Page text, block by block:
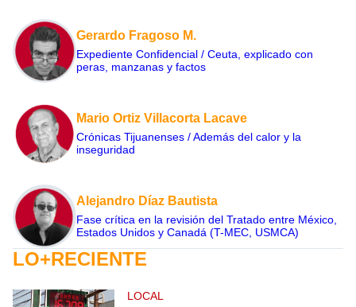
Gerardo Fragoso M.
Expediente Confidencial / Ceuta, explicado con
peras, manzanas y factos
Mario Ortiz Villacorta Lacave
Crónicas Tijuanenses / Además del calor y la
inseguridad
Alejandro Díaz Bautista
Fase crítica en la revisión del Tratado entre México,
Estados Unidos y Canadá (T-MEC, USMCA)
LO+RECIENTE
LOCAL